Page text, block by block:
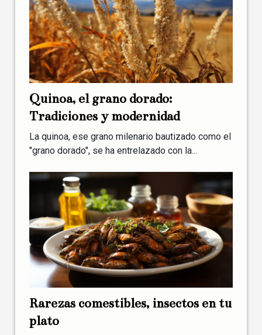
Quinoa, el grano dorado:
Tradiciones y modernidad
La quinoa, ese grano milenario bautizado como el
"grano dorado", se ha entrelazado con la...
Rarezas comestibles, insectos en tu
plato